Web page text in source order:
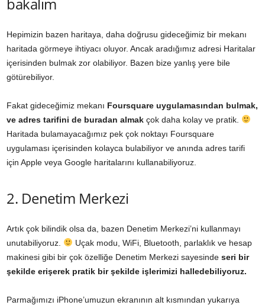
Hepimizin bazen haritaya, daha doğrusu gideceğimiz bir mekanı
haritada görmeye ihtiyacı oluyor. Ancak aradığımız adresi Haritalar
içerisinden bulmak zor olabiliyor. Bazen bize yanlış yere bile
götürebiliyor.
Fakat gideceğimiz mekanı Foursquare uygulamasından bulmak,
ve adres tarifini de buradan almak çok daha kolay ve pratik.
Haritada bulamayacağımız pek çok noktayı Foursquare
uygulaması içerisinden kolayca bulabiliyor ve anında adres tarifi
için Apple veya Google haritalarını kullanabiliyoruz.
2. Denetim Merkezi
Artık çok bilindik olsa da, bazen Denetim Merkezi’ni kullanmayı
unutabiliyoruz.
Uçak modu, WiFi, Bluetooth, parlaklık ve hesap
makinesi gibi bir çok özelliğe Denetim Merkezi sayesinde seri bir
şekilde erişerek pratik bir şekilde işlerimizi halledebiliyoruz.
Parmağımızı iPhone’umuzun ekranının alt kısmından yukarıya